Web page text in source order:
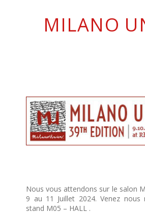
MILANO
Nous vous attendons sur le salon
9 au 11 Juillet 2024. Venez nous
stand M05 – HALL .